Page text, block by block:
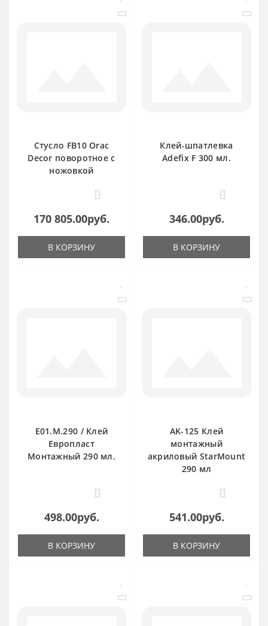
Стусло FB10 Orac
Decor поворотное с
ножовкой
1
170 805.00руб.
В КОРЗИНУ
Клей-шпатлевка
Adefix F 300 мл.
0
346.00руб.
В КОРЗИНУ
E01.M.290 / Клей
Европласт
Монтажный 290 мл.
0
498.00руб.
В КОРЗИНУ
AK-125 Клей
монтажный
акриловый StarMount
290 мл
0
541.00руб.
В КОРЗИНУ